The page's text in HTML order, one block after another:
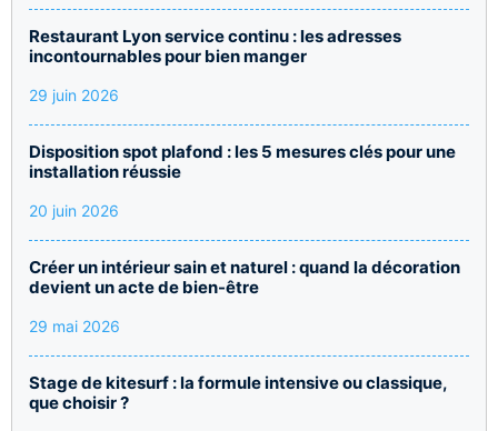
Restaurant Lyon service continu : les adresses
incontournables pour bien manger
29 juin 2026
Disposition spot plafond : les 5 mesures clés pour une
installation réussie
20 juin 2026
Créer un intérieur sain et naturel : quand la décoration
devient un acte de bien-être
29 mai 2026
Stage de kitesurf : la formule intensive ou classique,
que choisir ?